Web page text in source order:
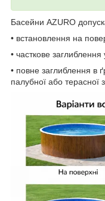
Басейни AZURO
• встановлення на
• часткове
• повне заглиблення в
палубної або терасної